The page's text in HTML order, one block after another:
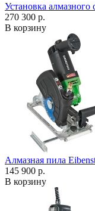
Установка алмазного
270 300 р.
В корзину
Алмазная пила
145 900 р.
В корзину